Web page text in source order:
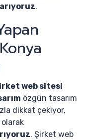
.
web sitesi
özgün tasarım
dikkat çekiyor,
olarak
. Şirket web